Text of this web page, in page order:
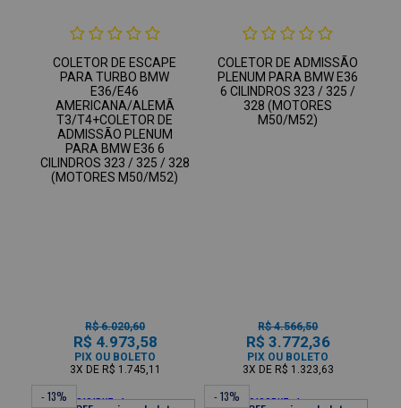
COLETOR DE ESCAPE
PARA TURBO BMW
E36/E46
AMERICANA/ALEMÃ
T3/T4+COLETOR DE
ADMISSÃO PLENUM
PARA BMW E36 6
CILINDROS 323 / 325 / 328
(MOTORES M50/M52)
R$ 6.020,60
R$ 4.973,58
PIX OU BOLETO
3X DE R$ 1.745,11
COLETOR DE ADMISSÃO
PLENUM PARA BMW E36
6 CILINDROS 323 / 325 /
328 (MOTORES
M50/M52)
R$ 4.566,50
R$ 3.772,36
PIX OU BOLETO
3X DE R$ 1.323,63
- 13% - 13%